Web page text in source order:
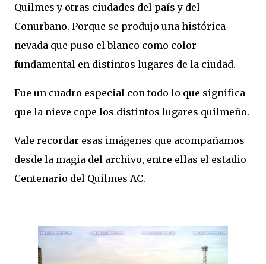
Quilmes y otras ciudades del país y del
Conurbano. Porque se produjo una histórica
nevada que puso el blanco como color
fundamental en distintos lugares de la ciudad.
Fue un cuadro especial con todo lo que significa
que la nieve cope los distintos lugares quilmeño.
Vale recordar esas imágenes que acompañamos
desde la magia del archivo, entre ellas el estadio
Centenario del Quilmes AC.